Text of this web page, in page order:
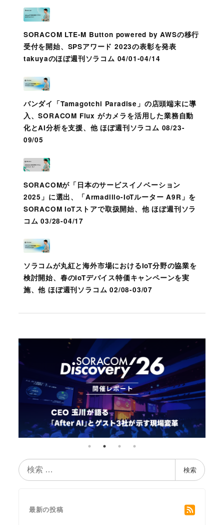
SORACOM LTE-M Button powered by AWSの移行
受付を開始、SPSアワード 2023の表彰を発表
takuyaのほぼ週刊ソラコム 04/01-04/14
バンダイ「Tamagotchi Paradise」の店頭端末に導
入、SORACOM Flux がカメラを活用した業務自動
化とAI分析を支援、他 ほぼ週刊ソラコム 08/23-
09/05
SORACOMが「日本のサービスイノベーション
2025」に選出、「Armadillo-IoTルーター A9R」を
SORACOM IoTストアで取扱開始、他 ほぼ週刊ソラ
コム 03/28-04/17
ソラコムが丸紅と海外市場におけるIoT分野の協業を
検討開始、春のIoTデバイス特価キャンペーンを実
施、他 ほぼ週刊ソラコム 02/08-03/07
検
索
検索
最新の投稿